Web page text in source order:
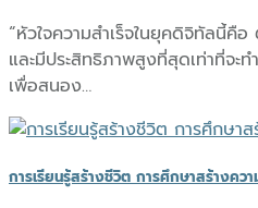
“หัวใจความสำเร็จในยุคดิจิทัลนี้คื
และมีประสิทธิภาพสูงที่สุดเท่าที่จะท
เพื่อสนอง…
การเรียนรู้สร้างชีวิต การศึกษาสร้างควา